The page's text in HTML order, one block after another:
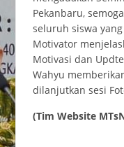
Pekanbaru,
seluruh siswa
Motivator
Motivasi dan
Wahyu
dilanjutkan sesi
(Tim Website